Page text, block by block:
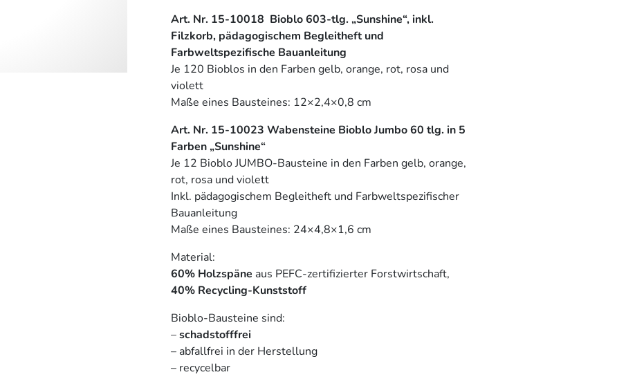
Art. Nr. 15-10018 Bioblo 603-tlg. „Sunshine“, inkl.
Filzkorb, pädagogischem Begleitheft und
Farbweltspezifische Bauanleitung
Je 120 Bioblos in den Farben gelb, orange, rot, rosa und
violett
Maße eines Bausteines: 12×2,4×0,8 cm
Art. Nr. 15-10023 Wabensteine Bioblo Jumbo 60 tlg. in 5
Farben „Sunshine“
Je 12 Bioblo JUMBO-Bausteine in den Farben gelb, orange,
rot, rosa und violett
Inkl. pädagogischem Begleitheft und Farbweltspezifischer
Bauanleitung
Maße eines Bausteines: 24×4,8×1,6 cm
Material:
60% Holzspäne aus PEFC-zertifizierter Forstwirtschaft,
40% Recycling-Kunststoff
Bioblo-Bausteine sind:
–schadstofffrei
– abfallfrei in der Herstellung
– recycelbar